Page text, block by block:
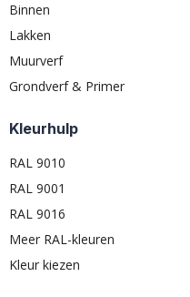
Binnen
Lakken
Muurverf
Grondverf & Primer
Kleurhulp
RAL 9010
RAL 9001
RAL 9016
Meer RAL-kleuren
Kleur kiezen